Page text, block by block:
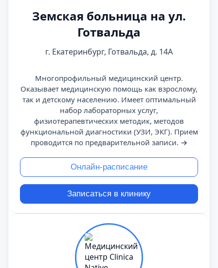
Земская больница на ул.
Готвальда
г. Екатеринбург, Готвальда, д. 14А
Многопрофильный медицинский центр.
Оказывает медицинскую помощь как взрослому,
так и детскому населению. Имеет оптимальный
набор лабораторных услуг,
физиотерапевтических методик, методов
функциональной диагностики (УЗИ, ЭКГ). Прием
проводится по предварительной записи. →
Онлайн-расписание
Записаться в клинику